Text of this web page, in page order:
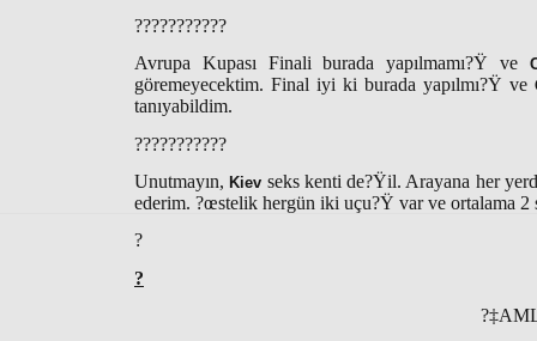
???????????
Avrupa Kupası Finali burada yapılmamı?Ÿ ve
göremeyecektim. Final iyi ki burada yapılmı?Ÿ ve
tanıyabildim.
???????????
Unutmayın,Kiev seks kenti de?Ÿil. Arayana her
ederim. ?œstelik hergün iki uçu?Ÿ var ve ortalama 2
?
?